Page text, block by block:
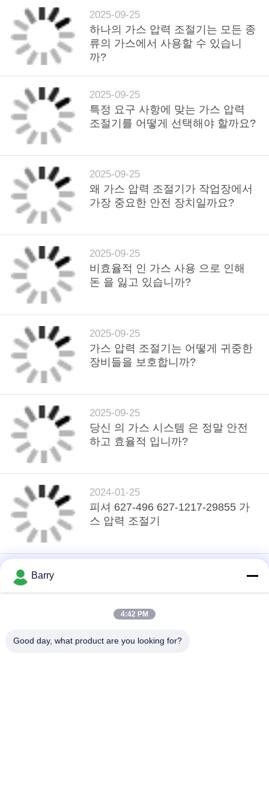
2025-09-25
하나의 가스 압력 조절기는 모든 종
류의 가스에서 사용할 수 있습니
까?
2025-09-25
특정 요구 사항에 맞는 가스 압력
조절기를 어떻게 선택해야 할까요?
2025-09-25
왜 가스 압력 조절기가 작업장에서
가장 중요한 안전 장치일까요?
2025-09-25
비효율적 인 가스 사용 으로 인해
돈 을 잃고 있습니까?
2025-09-25
가스 압력 조절기는 어떻게 귀중한
장비들을 보호합니까?
2025-09-25
당신 의 가스 시스템 은 정말 안전
하고 효율적 입니까?
2024-01-25
피셔 627-496 627-1217-29855 가
스 압력 조절기
Barry
4:42 PM
Good day, what product are you looking for?